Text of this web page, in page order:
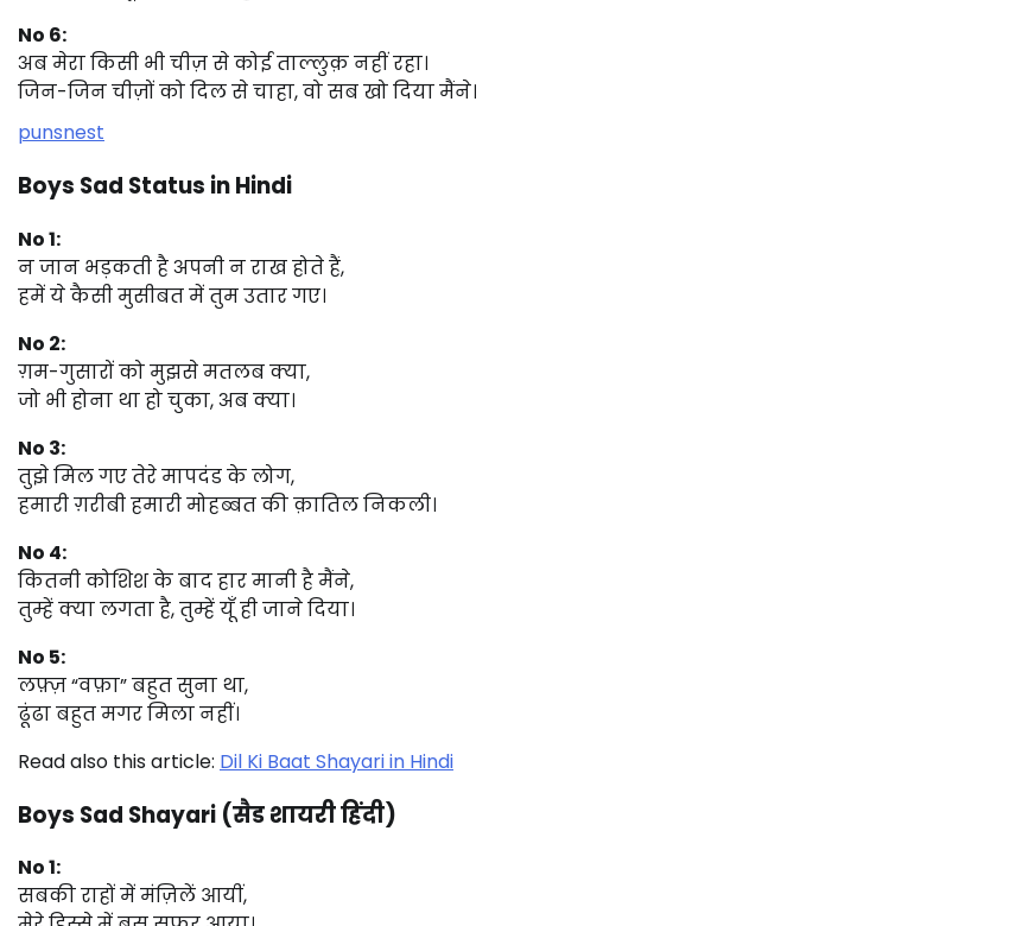
No 6:
अब मेरा किसी भी चीज़ से कोई ताल्लुक़ नहीं रहा।
जिन-जिन चीज़ों को दिल से चाहा, वो सब खो दिया मैंने।
punsnest
Boys Sad Status in Hindi
No 1:
न जान भड़कती है अपनी न राख होते हैं,
हमें ये कैसी मुसीबत में तुम उतार गए।
No 2:
ग़म-गुसारों को मुझसे मतलब क्या,
जो भी होना था हो चुका, अब क्या।
No 3:
तुझे मिल गए तेरे मापदंड के लोग,
हमारी ग़रीबी हमारी मोहब्बत की क़ातिल निकली।
No 4:
कितनी कोशिश के बाद हार मानी है मैंने,
तुम्हें क्या लगता है, तुम्हें यूँ ही जाने दिया।
No 5:
लफ़्ज़ “वफ़ा” बहुत सुना था,
ढूंढा बहुत मगर मिला नहीं।
Read also this article: Dil Ki Baat Shayari in Hindi
Boys Sad Shayari (सैड शायरी हिंदी)
No 1:
सबकी राहों में मंज़िलें आयीं,